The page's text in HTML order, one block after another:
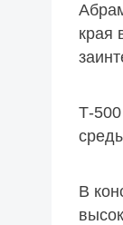
края
Т-
В